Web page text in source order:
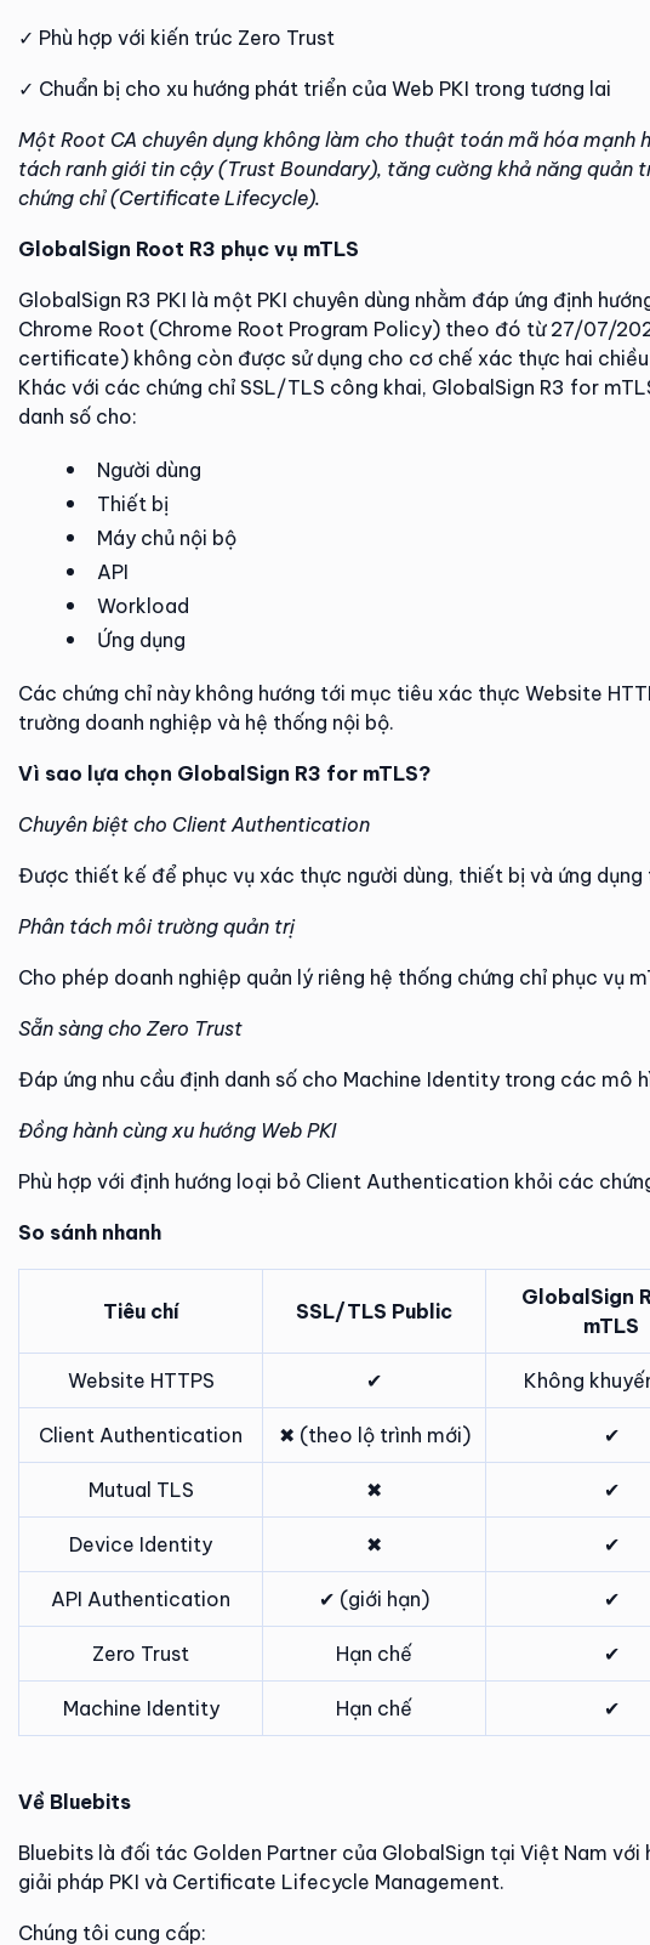
✓ Phù hợp với kiến trúc Zero Trust
✓ Chuẩn bị cho xu hướng phát triển của Web PKI trong tương lai
Một Root CA chuyên dụng không làm cho thuật toán mã hóa mạnh
tách ranh giới tin cậy (Trust Boundary), tăng cường khả năng quản
chứng chỉ (Certificate Lifecycle).
GlobalSign Root R3 phục vụ mTLS
GlobalSign R3 PKI là một PKI chuyên dùng nhằm đáp ứng định
Chrome Root (Chrome Root Program Policy) theo đó từ 27/07/
certificate) không còn được sử dụng cho cơ chế xác thực hai
Khác với các chứng chỉ SSL/TLS công khai, GlobalSign R3 for
danh số cho:
Người dùng
Thiết bị
Máy chủ nội bộ
API
Workload
Ứng dụng
Các chứng chỉ này không hướng tới mục tiêu xác thực Website
trường doanh nghiệp và hệ thống nội bộ.
Vì sao lựa chọn GlobalSign R3 for mTLS?
Chuyên biệt cho Client Authentication
Được thiết kế để phục vụ xác thực người dùng, thiết bị và ứng
Phân tách môi trường quản trị
Cho phép doanh nghiệp quản lý riêng hệ thống chứng chỉ phục vụ
Sẵn sàng cho Zero Trust
Đáp ứng nhu cầu định danh số cho Machine Identity trong các mô
Đồng hành cùng xu hướng Web PKI
Phù hợp với định hướng loại bỏ Client Authentication khỏi các
So sánh nhanh
Tiêu chí SSL/TLS Public
GlobalSign
mTLS
Website HTTPS ✔ Không
Client Authentication ✖ (theo lộ trình mới) ✔
Mutual TLS ✖ ✔
Device Identity ✖ ✔
API Authentication ✔ (giới hạn) ✔
Zero Trust Hạn chế ✔
Machine Identity Hạn chế ✔
Về Bluebits
Bluebits là đối tác Golden Partner của GlobalSign tại Việt Nam với
giải pháp PKI và Certificate Lifecycle Management.
Chúng tôi cung cấp: